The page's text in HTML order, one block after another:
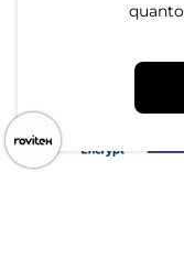
Av. Maria